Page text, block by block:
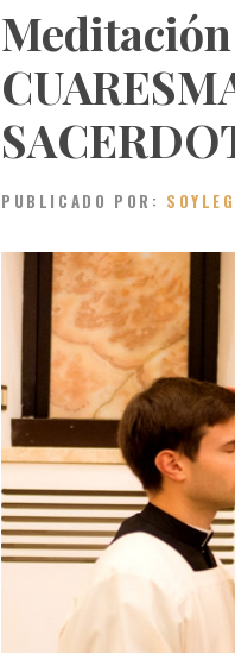
PUBLICADO POR: